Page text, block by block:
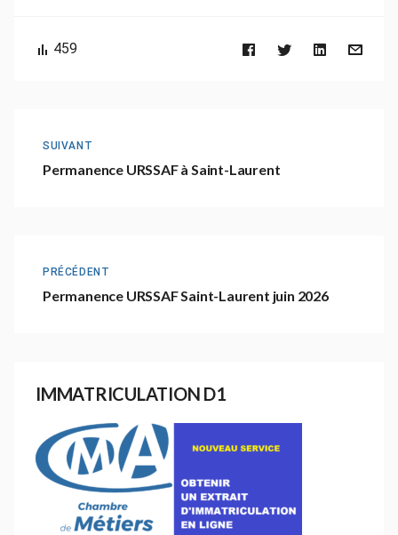
459
SUIVANT
Permanence URSSAF à Saint-Laurent
PRÉCÉDENT
Permanence URSSAF Saint-Laurent juin 2026
IMMATRICULATION D1